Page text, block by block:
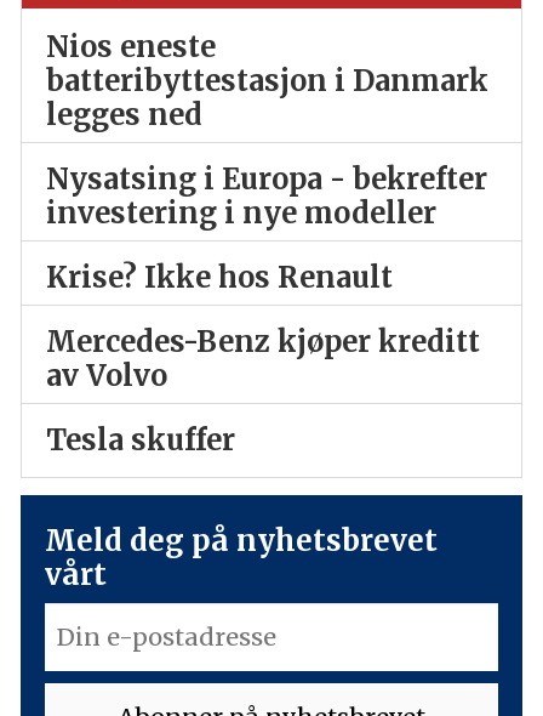
Nios eneste
batteribyttestasjon i Danmark
legges ned
Nysatsing i Europa - bekrefter
investering i nye modeller
Krise? Ikke hos Renault
Mercedes-Benz kjøper kreditt
av Volvo
Tesla skuffer
Meld deg på nyhetsbrevet
vårt